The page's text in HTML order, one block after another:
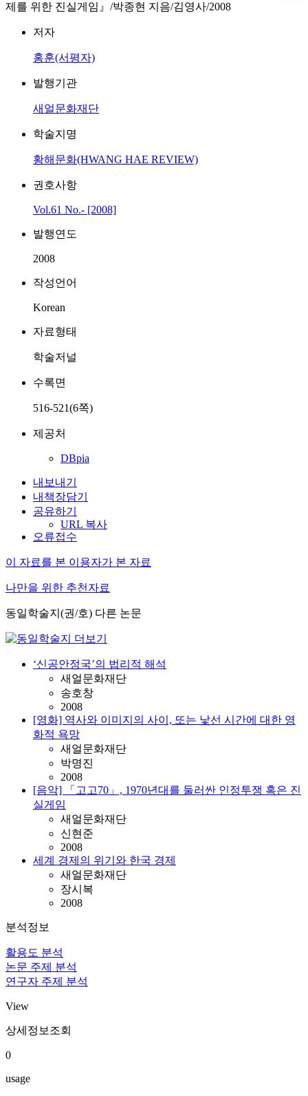
제를 위한 진실게임』/박종현 지음/김영사/2008
저자
홍훈(서평자)
발행기관
새얼문화재단
학술지명
황해문화(HWANG HAE REVIEW)
권호사항
Vol.61 No.- [2008]
발행연도
2008
작성언어
Korean
자료형태
학술저널
수록면
516-521(6쪽)
제공처
DBpia
내보내기
내책장담기
공유하기
URL 복사
오류접수
이 자료를 본 이용자가 본 자료
나만을 위한 추천자료
동일학술지(권/호) 다른 논문
‘신공안정국’의 법리적 해석
새얼문화재단
송호창
2008
[영화] 역사와 이미지의 사이, 또는 낯선 시간에 대한 영
화적 욕망
새얼문화재단
박명진
2008
[음악] 「고고70」, 1970년대를 둘러싼 인정투쟁 혹은 진
실게임
새얼문화재단
신현준
2008
세계 경제의 위기와 한국 경제
새얼문화재단
장시복
2008
분석정보
활용도 분석
논문 주제 분석
연구자 주제 분석
View
상세정보조회
0
usage